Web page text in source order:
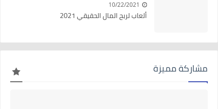
10/22/2021
ألعاب لربح المال الحقيقي 2021
مشاركة مميزة